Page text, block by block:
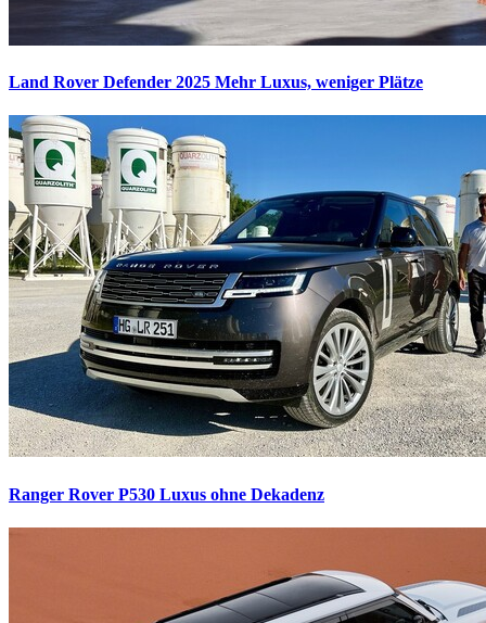
Land Rover Defender 2025 Mehr Luxus, weniger Plätze
Ranger Rover P530 Luxus ohne Dekadenz